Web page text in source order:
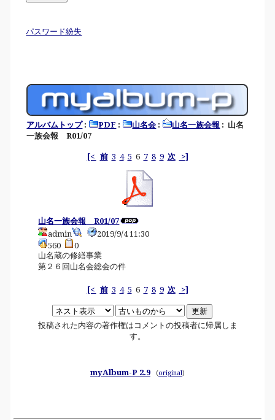
パスワード紛失
アルバムトップ: PDF : 山名会 : 山名一族会報 : 山名
一族会報 R01/07
[< 前 3 4 5 6 7 8 9 次 >]
山名一族会報 R01/07
admin
2019/9/4 11:30
560
0
山名蔵の修繕事業
第２６回山名会総会の件
[< 前 3 4 5 6 7 8 9 次 >]
投稿された内容の著作権はコメントの投稿者に帰属しま
す。
myAlbum-P 2.9 (original)